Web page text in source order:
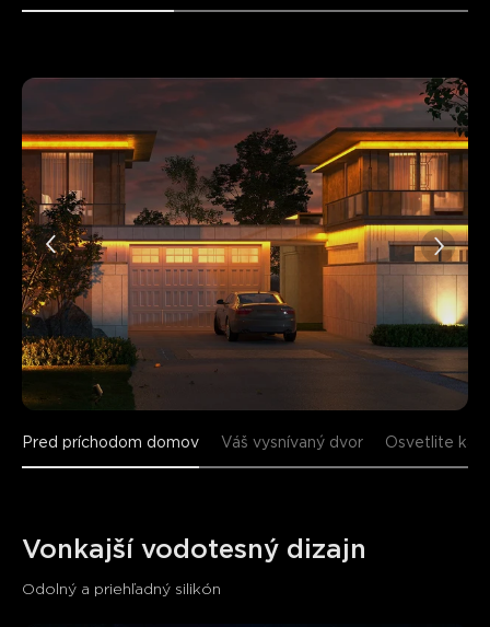
Pred príchodom domov Váš vysnívaný dvor Osvetlite
Vonkajší vodotesný dizajn
Odolný a priehľadný silikón
Čo hovoria zákazníci
Build quality and durability App control and connectivity
0
Zákazníci spomínajú
0
Pozitívne
0
Negatívne
Súhrn
AI-generované z textu zákazníckych recenzií